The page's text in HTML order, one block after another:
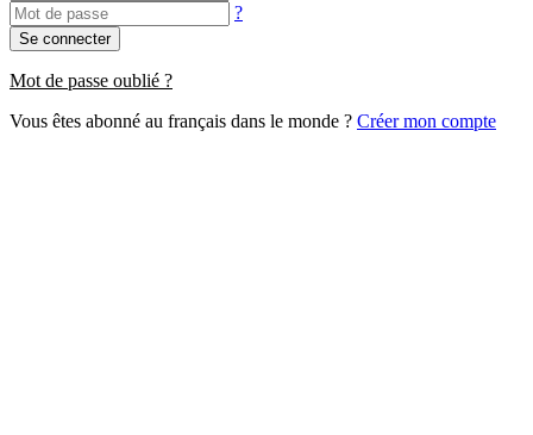
?
Se connecter
Mot de passe oublié ?
Vous êtes abonné au français dans le monde ? Créer mon compte